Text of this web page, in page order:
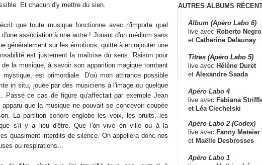
Et chacun d'y mettre du sien.
que toute musique fonctionne avec n'importe quel
association à une autre ! Jouant d'un médium sans
généralement sur les émotions, quitte à en rajouter une
est justement la maîtrise du sens. Raison pour
de la musique, à savoir son apparition magique tombant
est primordiale. D'où mon attirance possible
in situ, jouée par des musiciens à l'image ou quelque
Passé ce cas de figure qu'affectait par exemple Jean
que la musique ne pouvait se concevoir coupée
La partition sonore englobe les voix, les bruits, les
s'il y a lieu d'être. Que l'on vive en ville ou à la
quasiment interdits de silence. On appellera donc nos
ou respirations...
AUTRES ALBUMS
Album (Apéro Labo 6)
live avec Roberto Negro
et Catherine Delaunay
Titres (Apéro Labo 5)
live avec Hélène Duret
et Alexandre Saada
Apéro Labo 4
live avec Fabiana
et Léa Ciechelski
Apéro Labo 2 (Codex)
live avec Fanny Meteier
et Maëlle Desbrosses
Apéro Labo 1